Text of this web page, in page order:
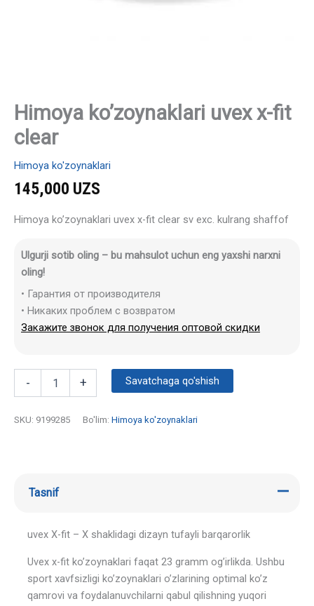
Himoya ko’zoynaklari uvex x-fit
clear
Himoya ko'zoynaklari
145,000 UZS
Himoya ko’zoynaklari uvex x-fit clear sv exc. kulrang shaffof
Ulgurji sotib oling – bu mahsulot uchun eng yaxshi narxni
oling!
• Гарантия от производителя
• Никаких проблем с возвратом
Закажите звонок для получения оптовой скидки
- + Savatchaga qo'shish
SKU: 9199285 Bo'lim: Himoya ko'zoynaklari
Tasnif
uvex X-fit – X shaklidagi dizayn tufayli barqarorlik
Uvex x-fit ko’zoynaklari faqat 23 gramm og’irlikda. Ushbu
sport xavfsizligi ko’zoynaklari o’zlarining optimal ko’z
qamrovi va foydalanuvchilarni qabul qilishning yuqori